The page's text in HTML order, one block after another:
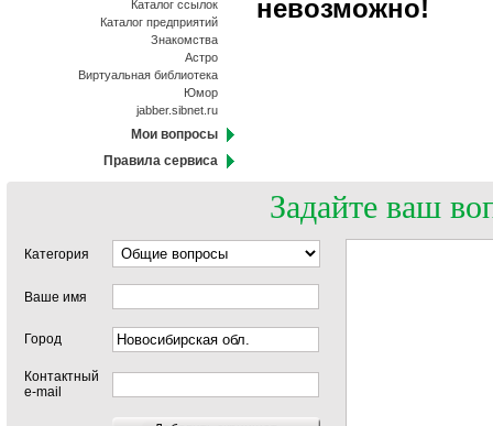
Каталог ссылок
Каталог предприятий
Знакомства
Астро
Виртуальная библиотека
Юмор
jabber.sibnet.ru
Мои вопросы
Правила сервиса
невозможно!
Задайте ваш
Категория
Ваше имя
Город
Контактный
e-mail